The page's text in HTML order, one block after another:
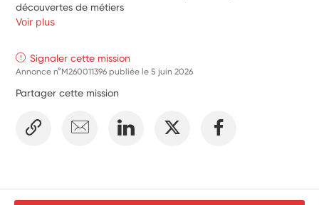
découvertes de métiers
Voir plus
Signaler cette mission
Annonce n°M260011396 publiée le5 juin 2026
Partager cette mission